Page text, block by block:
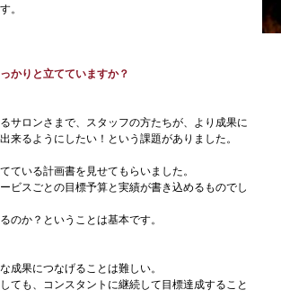
。
かりと立てていますか？
サロンさまで、スタッフの方たちが、より成果に
来るようにしたい！という課題がありました。
ている計画書を見せてもらいました。
ビスごとの目標予算と実績が書き込めるものでし
のか？ということは基本です。
成果につなげることは難しい。
ても、コンスタントに継続して目標達成すること